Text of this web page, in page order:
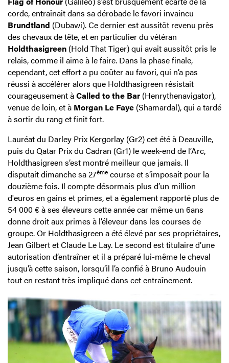
corde, entraînait dans sa dérobade le favori invaincu
Brundtland (Dubawi). Ce dernier est aussitôt revenu près
des chevaux de tête, et en particulier du vétéran
Holdthasigreen (Hold That Tiger) qui avait aussitôt pris le
relais, comme il aime à le faire. Dans la phase finale,
cependant, cet effort a pu coûter au favori, qui n’a pas
réussi à accélérer alors que Holdthasigreen résistait
courageusement àCalled to the Bar (Henrythenavigator),
venue de loin, et à Morgan Le Faye (Shamardal), qui a tardé
à sortir du rang et finit fort.
Lauréat du Darley Prix Kergorlay (Gr2) cet été à Deauville,
puis du Qatar Prix du Cadran (Gr1) le week-end de l’Arc,
Holdthasigreen s’est montré meilleur que jamais. Il
disputait dimanche sa 27ème course et s’imposait pour la
douzième fois. Il compte désormais plus d’un million
d'euros en gains et primes, et a également rapporté plus de
54 000 € à ses éleveurs cette année car même un 6ans
donne droit aux primes à l’éleveur dans les courses de
groupe. Or Holdthasigreen a été élevé par ses propriétaires,
Jean Gilbert et Claude Le Lay. Le second est titulaire d’une
autorisation d’entraîner et il a préparé lui-même le cheval
jusqu’à cette saison, lorsqu’il l’a confié à Bruno Audouin
tout en restant très impliqué dans cet entraînement.